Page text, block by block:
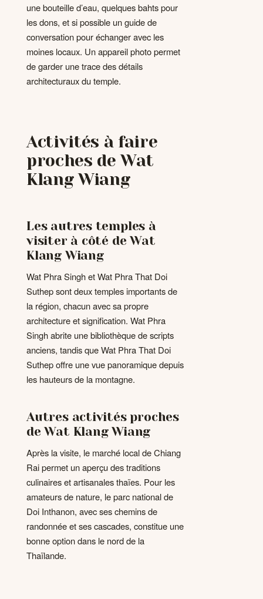
une bouteille d’eau, quelques bahts pour
les dons, et si possible un guide de
conversation pour échanger avec les
moines locaux. Un appareil photo permet
de garder une trace des détails
architecturaux du temple.
Activités à faire
proches de Wat
Klang Wiang
Les autres temples à
visiter à côté de Wat
Klang Wiang
Wat Phra Singh et Wat Phra That Doi
Suthep sont deux temples importants de
la région, chacun avec sa propre
architecture et signification. Wat Phra
Singh abrite une bibliothèque de scripts
anciens, tandis que Wat Phra That Doi
Suthep offre une vue panoramique depuis
les hauteurs de la montagne.
Autres activités proches
de Wat Klang Wiang
Après la visite, le marché local de Chiang
Rai permet un aperçu des traditions
culinaires et artisanales thaïes. Pour les
amateurs de nature, le parc national de
Doi Inthanon, avec ses chemins de
randonnée et ses cascades, constitue une
bonne option dans le nord de la
Thaïlande.